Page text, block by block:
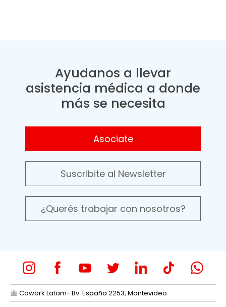
Ayudanos a llevar
asistencia médica a donde
más se necesita
Asociate
Suscribite al Newsletter
¿Querés trabajar con nosotros?
Cowork Latam- Bv. España 2253, Montevideo